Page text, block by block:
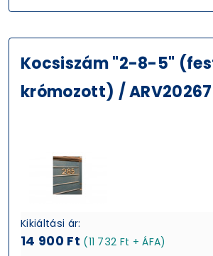
Kocsiszám "2-8-5"
krómozott) /
Kikiáltási ár:
14 900 Ft (11 732 Ft + ÁFA)